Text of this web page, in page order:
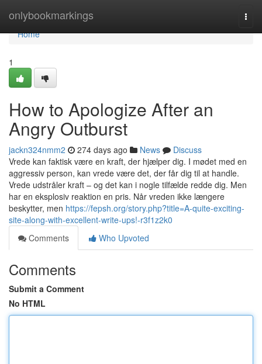
onlybookmarkings
Home
Home
1
How to Apologize After an
Angry Outburst
jackn324nmm2 274 days ago News
Discuss
Vrede kan faktisk være en kraft, der hjælper dig. I mødet med en
aggressiv person, kan vrede være det, der får dig til at handle.
Vrede udstråler kraft – og det kan i nogle tilfælde redde dig. Men
har en eksplosiv reaktion en pris. Når vreden ikke længere
beskytter, men https://fepsh.org/story.php?title=A-quite-exciting-
site-along-with-excellent-write-ups!-r3f1z2k0
Comments
Who Upvoted
Comments
Submit a Comment
No HTML